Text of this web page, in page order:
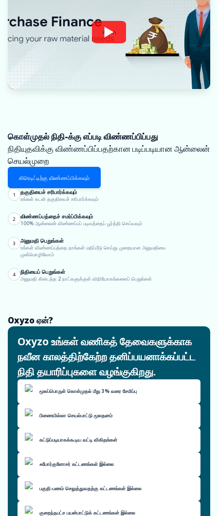
Watch
கொள்முதல் நிதி-க்கு எப்படி விண்ணப்பிப்பது
நிதியுதவிக்கு விண்ணப்பிப்பதற்கான படிப்படியான ஆன்லைன்
செயல்முறை
கிரெடிட்டிற்கு விண்ணப்பிக்கவும்
1 தகுதியைச் சரிபார்க்கவும்
உங்கள் கடன் தகுதியைச் சரிபார்க்கவும்
2 விண்ணப்பத்தைச் சமர்ப்பிக்கவும்
100% ஆன்லைன் விண்ணப்பப் படிவத்தைப் பூர்த்தி செய்யவும்
3 அனுமதி பெறுங்கள்
உங்கள் விண்ணப்பத்தை நாங்கள் மதிப்பீடு செய்து முறையான அனுமதியை
முன்மொழிவோம்
4 நிதியைப் பெறுங்கள்
அனுமதி கிடைத்த 2 நாட்களுக்குள் விநியோகங்களைப் பெறுங்கள்
Oxyzo ஏன்?
Oxyzo உங்கள் வணிகத் தேவைகளுக்காக
நவீன காலத்திற்கேற்ற தனிப்பயனாக்கப்பட்ட
நிதி தயாரிப்புகளை வழங்குகிறது.
மூலப்பொருள் கொள்முதல் மீது 3% வரை சேமிப்பு
பிணையில்லா செயல்பாட்டு மூலதனம்
கட்டுப்படியாகக்கூடிய வட்டி விகிதங்கள்
ஃபோர்குளோசர் கட்டணங்கள் இல்லை
பகுதி-பணம் செலுத்துவதற்கு கட்டணங்கள் இல்லை
குறைந்தபட்ச பயன்பாட்டுக் கட்டணங்கள் இல்லை